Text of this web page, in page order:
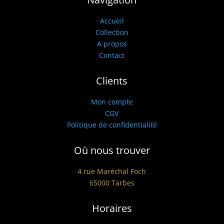
Accueil
Collection
A propos
Contact
Clients
Mon compte
CGV
Politique de confidentialité
Où nous trouver
4 rue Maréchal Foch
65000 Tarbes
Horaires